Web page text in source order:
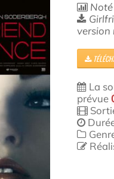
Noté
version
La
prévue